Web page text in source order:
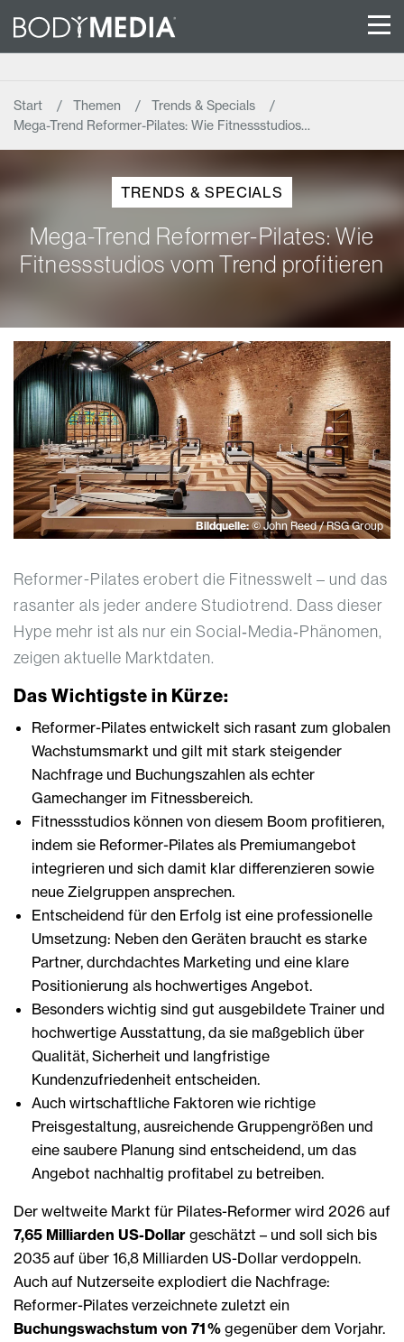
Start Themen
Trends & Specials
Mega-Trend Reformer-Pilates: Wie Fitnessstudios…
TRENDS & SPECIALS
Mega-Trend Reformer-Pilates: Wie
Fitnessstudios vom Trend profitieren
Bildquelle: © John Reed / RSG Group
Reformer-Pilates erobert die Fitnesswelt – und das
rasanter als jeder andere Studiotrend. Dass dieser
Hype mehr ist als nur ein Social‑Media‑Phänomen,
zeigen aktuelle Marktdaten.
Das Wichtigste in Kürze:
Reformer-Pilates entwickelt sich rasant zum globalen
Wachstumsmarkt und gilt mit stark steigender
Nachfrage und Buchungszahlen als echter
Gamechanger im Fitnessbereich.
Fitnessstudios können von diesem Boom profitieren,
indem sie Reformer-Pilates als Premiumangebot
integrieren und sich damit klar differenzieren sowie
neue Zielgruppen ansprechen.
Entscheidend für den Erfolg ist eine professionelle
Umsetzung: Neben den Geräten braucht es starke
Partner, durchdachtes Marketing und eine klare
Positionierung als hochwertiges Angebot.
Besonders wichtig sind gut ausgebildete Trainer und
hochwertige Ausstattung, da sie maßgeblich über
Qualität, Sicherheit und langfristige
Kundenzufriedenheit entscheiden.
Auch wirtschaftliche Faktoren wie richtige
Preisgestaltung, ausreichende Gruppengrößen und
eine saubere Planung sind entscheidend, um das
Angebot nachhaltig profitabel zu betreiben.
Der weltweite Markt für Pilates-Reformer wird 2026 auf
7,65 Milliarden US-Dollar geschätzt – und soll sich bis
2035 auf über 16,8 Milliarden US-Dollar verdoppeln.
Auch auf Nutzerseite explodiert die Nachfrage:
Reformer-Pilates verzeichnete zuletzt ein
Buchungswachstum von 71 % gegenüber dem Vorjahr.